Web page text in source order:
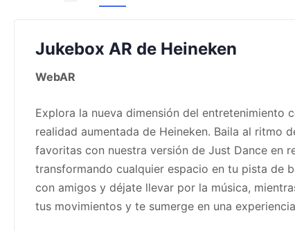
Jukebox AR de Heineken
WebAR
Explora la nueva dimensión del entretenimiento
realidad aumentada de Heineken. Baila al ritmo
favoritas con nuestra versión de Just Dance en
transformando cualquier espacio en tu pista de
con amigos y déjate llevar por la música,
tus movimientos y te sumerge en una